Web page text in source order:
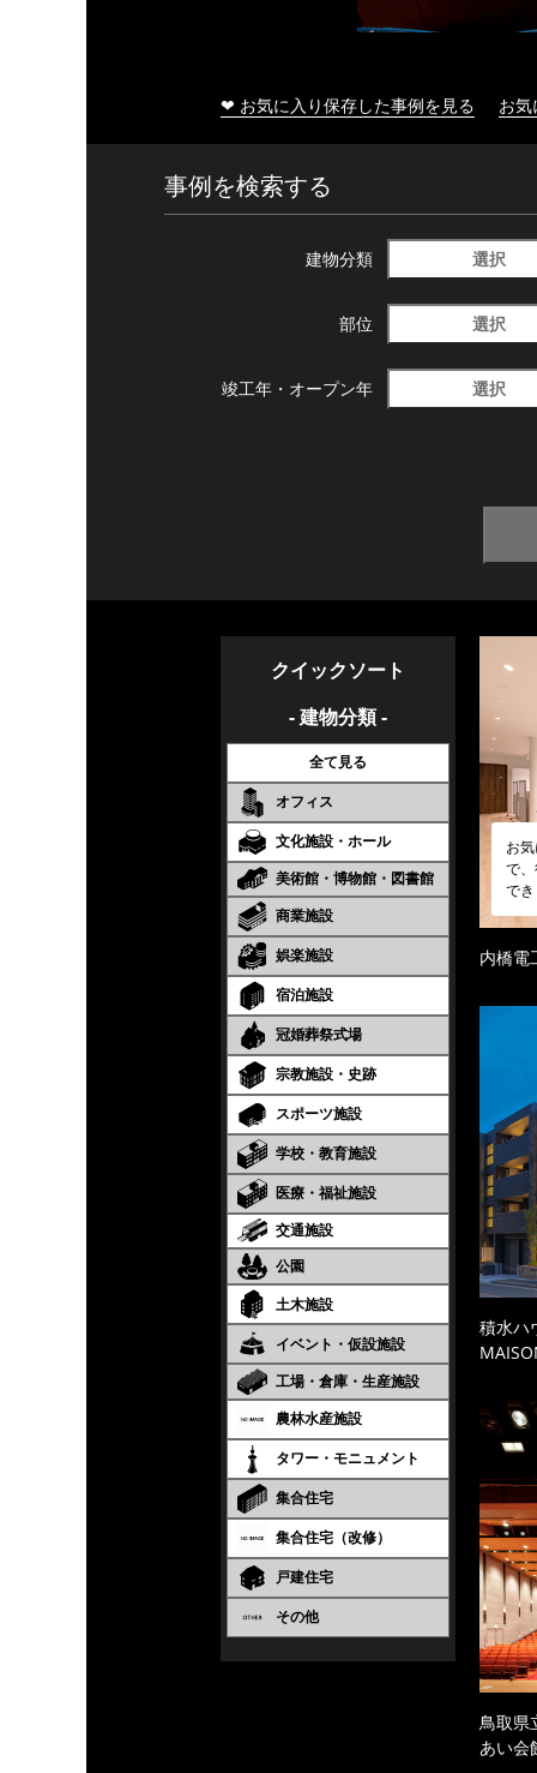
❤ お気に入り保存した事例を見る お
事例を検索する
建物分類 選択
部位 選択
竣工年・ オープン年 選択
クイックソート
- 建物分類 -
全て見る
オフィス
文化施設・ホール
美術館・博物館・図書館
商業施設
娯楽施設
宿泊施設
冠婚葬祭式場
宗教施設・史跡
スポーツ施設
学校・教育施設
医療・福祉施設
交通施設
公園
土木施設
イベント・仮設施設
工場・倉庫・生産施設
農林水産施設
タワー・モニュメント
集合住宅
集合住宅（改修）
戸建住宅
その他
お
で
で
内橋電
積水
鳥取県
あい会